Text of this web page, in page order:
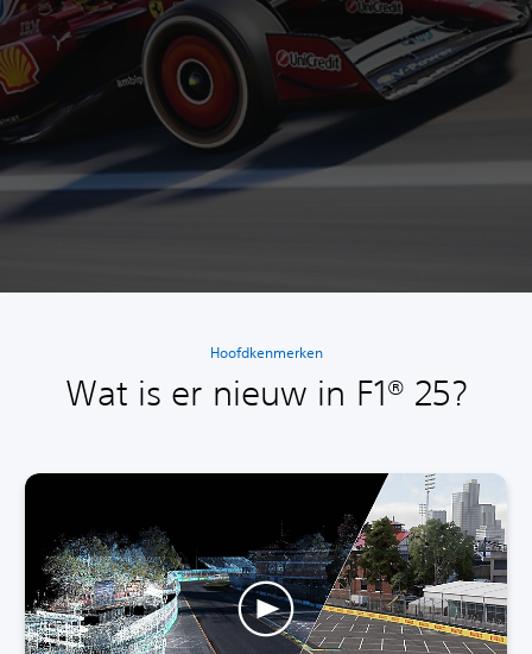
Hoofdkenmerken
Wat is er nieuw in F1® 25?